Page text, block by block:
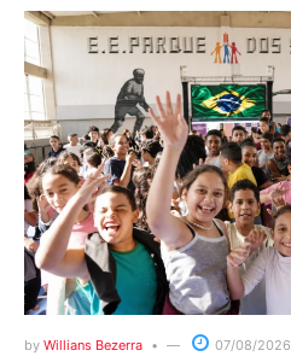
by Willians Bezerra 07/08/2026